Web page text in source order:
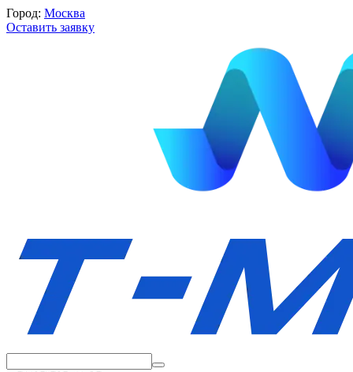
Город: Москва
Оставить заявку